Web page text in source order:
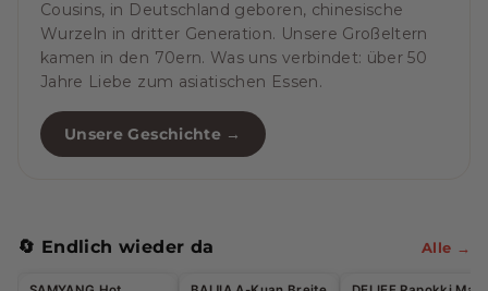
Cousins, in Deutschland geboren, chinesische
Wurzeln in dritter Generation. Unsere Großeltern
kamen in den 70ern. Was uns verbindet: über 50
Jahre Liebe zum asiatischen Essen.
Unsere Geschichte →
🔄 Endlich wieder da Alle →
Halal